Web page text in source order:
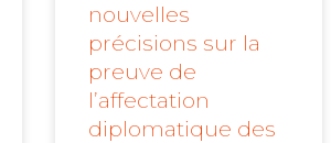
nouvelles
précisions sur la
preuve de
l’affectation
diplomatique des